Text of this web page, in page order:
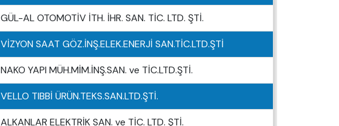
GÜL-AL OTOMOTİV İTH. İHR. SAN. TİC. LTD. ŞTİ.
VİZYON SAAT GÖZ.İNŞ.ELEK.ENERJİ SAN.TİC.LTD.ŞTİ
NAKO YAPI MÜH.MİM.İNŞ.SAN. ve TİC.LTD.ŞTİ.
VELLO TIBBİ ÜRÜN.TEKS.SAN.LTD.ŞTİ.
ALKANLAR ELEKTRİK SAN. ve TİC. LTD. ŞTİ.